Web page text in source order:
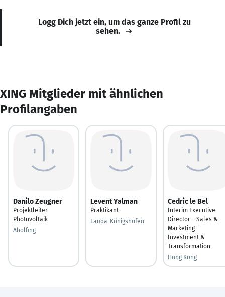
Logg Dich jetzt ein, um das ganze Profil zu
sehen.
XING Mitglieder mit ähnlichen
Profilangaben
Danilo Zeugner
Projektleiter
Photovoltaik
Aholfing
Levent Yalman
Praktikant
Lauda-Königshofen
Cedric le Bel
Interim Executive
Director – Sales &
Marketing –
Investment &
Transformation
Hong Kong